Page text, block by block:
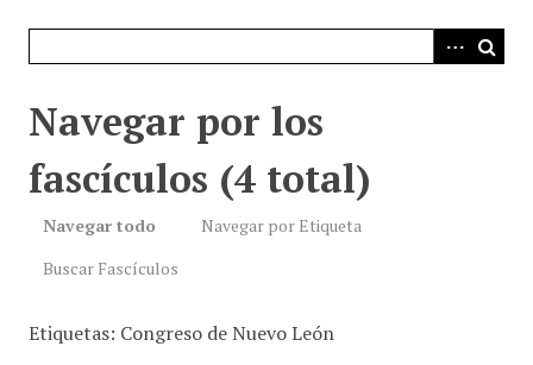
Navegar por los
fascículos (4 total)
Navegar todo
Navegar por Etiqueta
Buscar Fascículos
Etiquetas: Congreso de Nuevo León